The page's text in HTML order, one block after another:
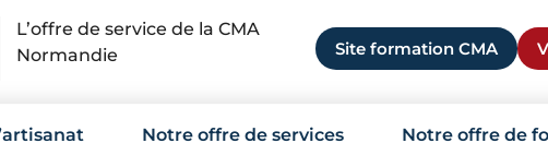
L’offre de service de la CMA
Normandie
Site formation CMA
Notre offre de services Notre offre de